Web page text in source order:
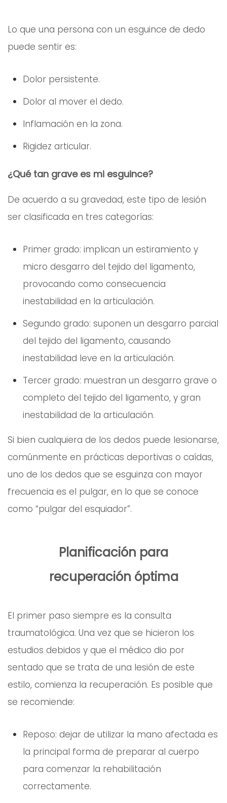
Lo que una persona con un esguince de dedo
puede sentir es:
Dolor persistente.
Dolor al mover el dedo.
Inflamación en la zona.
Rigidez articular.
¿Qué tan grave es mi esguince?
De acuerdo a su gravedad, este tipo de lesión
ser clasificada en tres categorías:
Primer grado: implican un estiramiento y
micro desgarro del tejido del ligamento,
provocando como consecuencia
inestabilidad en la articulación.
Segundo grado: suponen un desgarro parcial
del tejido del ligamento, causando
inestabilidad leve en la articulación.
Tercer grado: muestran un desgarro grave o
completo del tejido del ligamento, y gran
inestabilidad de la articulación.
Si bien cualquiera de los dedos puede lesionarse,
comúnmente en prácticas deportivas o caídas,
uno de los dedos que se esguinza con mayor
frecuencia es el pulgar, en lo que se conoce
como “pulgar del esquiador”.
Planificación para
recuperación óptima
El primer paso siempre es la consulta
traumatológica. Una vez que se hicieron los
estudios debidos y que el médico dio por
sentado que se trata de una lesión de este
estilo, comienza la recuperación. Es posible que
se recomiende:
Reposo: dejar de utilizar la mano afectada es
la principal forma de preparar al cuerpo
para comenzar la rehabilitación
correctamente.